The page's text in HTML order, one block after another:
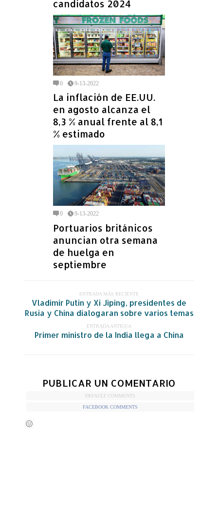
candidatos 2024
0 9-13-2022
La inflación de EE.UU.
en agosto alcanza el
8,3 % anual frente al 8,1
% estimado
0 9-13-2022
Portuarios británicos
anuncian otra semana
de huelga en
septiembre
ENTRADA MÁS RECIENTE
Vladimir Putin y Xi Jiping, presidentes de
Rusia y China dialogaran sobre varios temas
ENTRADA ANTIGUA
Primer ministro de la India llega a China
PUBLICAR UN COMENTARIO
DEFAULT COMMENTS
FACEBOOK COMMENTS